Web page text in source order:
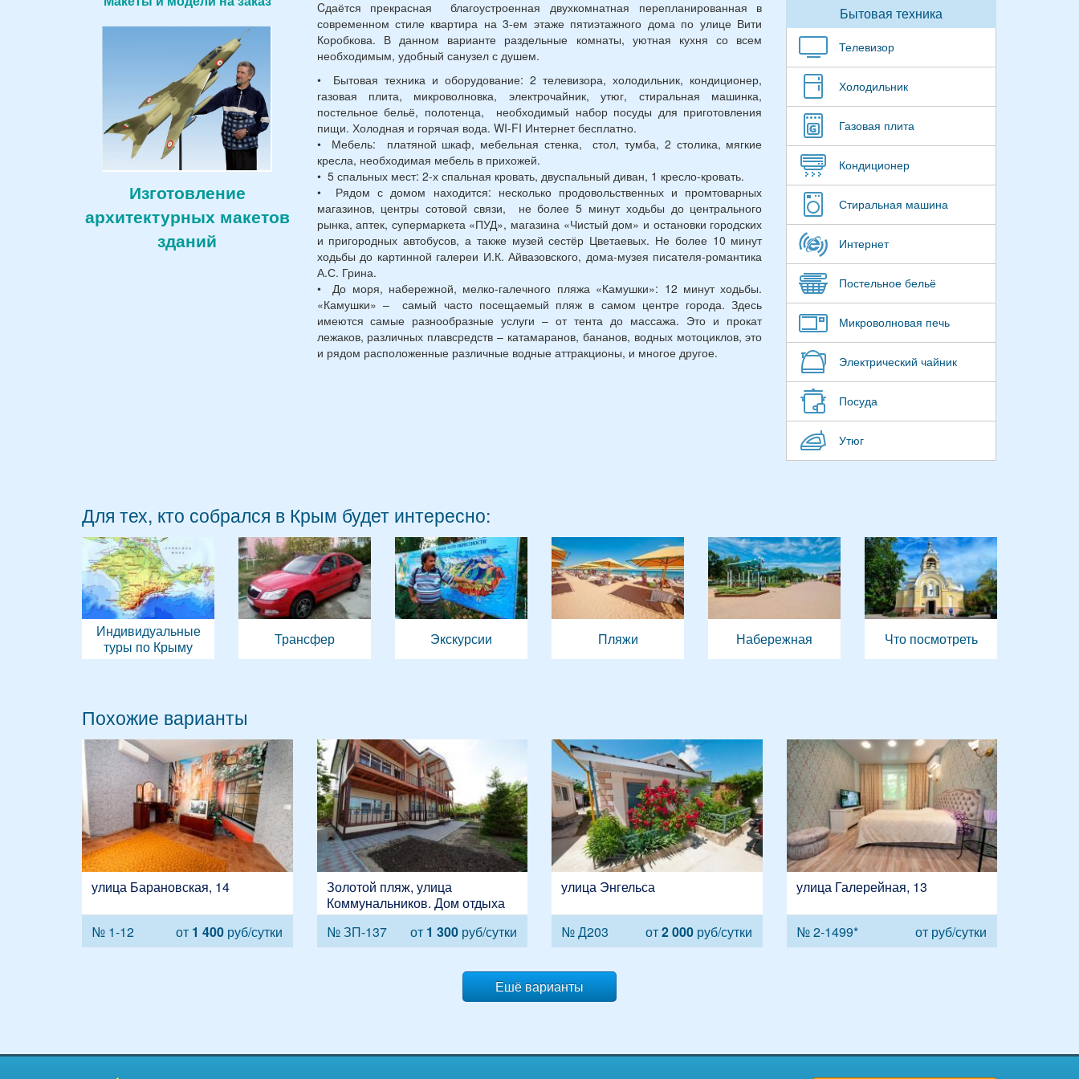
Изготовление
архитектурных макетов
зданий
Cдаётся прекрасная благоустроенная двухкомнатная перепланированная в
современном стиле квартира на 3-ем этаже пятиэтажного дома по улице Вити
Коробкова. В данном варианте раздельные комнаты, уютная кухня со всем
необходимым, удобный санузел с душем.
• Бытовая техника и оборудование: 2 телевизора, холодильник, кондиционер,
газовая плита, микроволновка, электрочайник, утюг, стиральная машинка,
постельное бельё, полотенца, необходимый набор посуды для приготовления
пищи. Холодная и горячая вода. WI-FI Интернет бесплатно.
• Мебель: платяной шкаф, мебельная стенка, стол, тумба, 2 столика, мягкие
кресла, необходимая мебель в прихожей.
• 5 спальных мест: 2-х спальная кровать, двуспальный диван, 1 кресло-кровать.
• Рядом с домом находится: несколько продовольственных и промтоварных
магазинов, центры сотовой связи, не более 5 минут ходьбы до центрального
рынка, аптек, супермаркета «ПУД», магазина «Чистый дом» и остановки городских
и пригородных автобусов, а также музей сестёр Цветаевых. Не более 10 минут
ходьбы до картинной галереи И.К. Айвазовского, дома-музея писателя-романтика
А.С. Грина.
• До моря, набережной, мелко-галечного пляжа «Камушки»: 12 минут ходьбы.
«Камушки» – самый часто посещаемый пляж в самом центре города. Здесь
имеются самые разнообразные услуги – от тента до массажа. Это и прокат
лежаков, различных плавсредств – катамаранов, бананов, водных мотоциклов, это
и рядом расположенные различные водные аттракционы, и многое другое.
Бытовая техника
Телевизор
Холодильник
Газовая плита
Кондиционер
Стиральная машина
Интернет
Постельное бельё
Микроволновая печь
Электрический чайник
Посуда
Утюг
Для тех, кто собрался в Крым будет интересно:
Индивидуальные
туры по Крыму
Трансфер Экскурсии Пляжи Набережная Что посмотреть
Похожие варианты
улица Барановская, 14
№ 1-12 от 1 400руб/сутки
Золотой пляж, улица
Коммунальников. Дом отдыха
№ ЗП-137
от 1 300 руб/сутки
улица Энгельса
№ Д203 от2 000руб/сутки
улица Галерейная, 13
№ 2-1499* от руб/сутки
Ешё варианты